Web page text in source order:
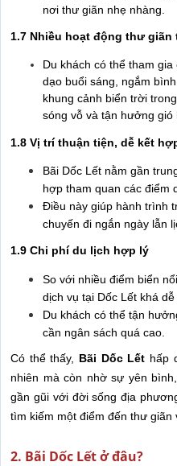
nơi thư giãn nhẹ nhàng.
1.7 Nhiều hoạt động thư giãn
Du khách có thể tham
dạo buổi sáng, ngắm
khung cảnh biển trời
sóng vỗ và tận hưởng gió
1.8 Vị trí thuận tiện, dễ kết
Bãi Dốc Lết nằm gần
hợp tham quan các điểm
Điều này giúp hành trình
chuyến đi ngắn ngày lẫn
1.9 Chi phí du lịch hợp lý
So với nhiều điểm biển
dịch vụ tại Dốc Lết khá dễ
Du khách có thể tận
cần ngân sách quá cao.
Có thể thấy, Bãi Dốc Lết hấp
nhiên mà còn nhờ sự yên
gần gũi với đời sống địa
tìm kiếm một điểm đến thư giãn
2. Bãi Dốc Lết ở đâu?